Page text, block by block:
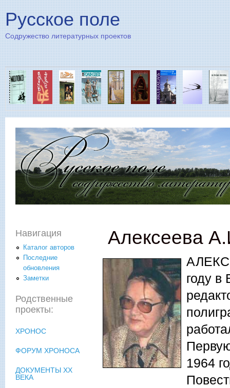
Русское поле
Содружество литературных проектов
Алексеева
году в
1964
Навигация
Каталог авторов
Последние
обновления
Заметки
Родственные
проекты:
ХРОНОС
ФОРУМ ХРОНОСА
ДОКУМЕНТЫ XX
ВЕКА